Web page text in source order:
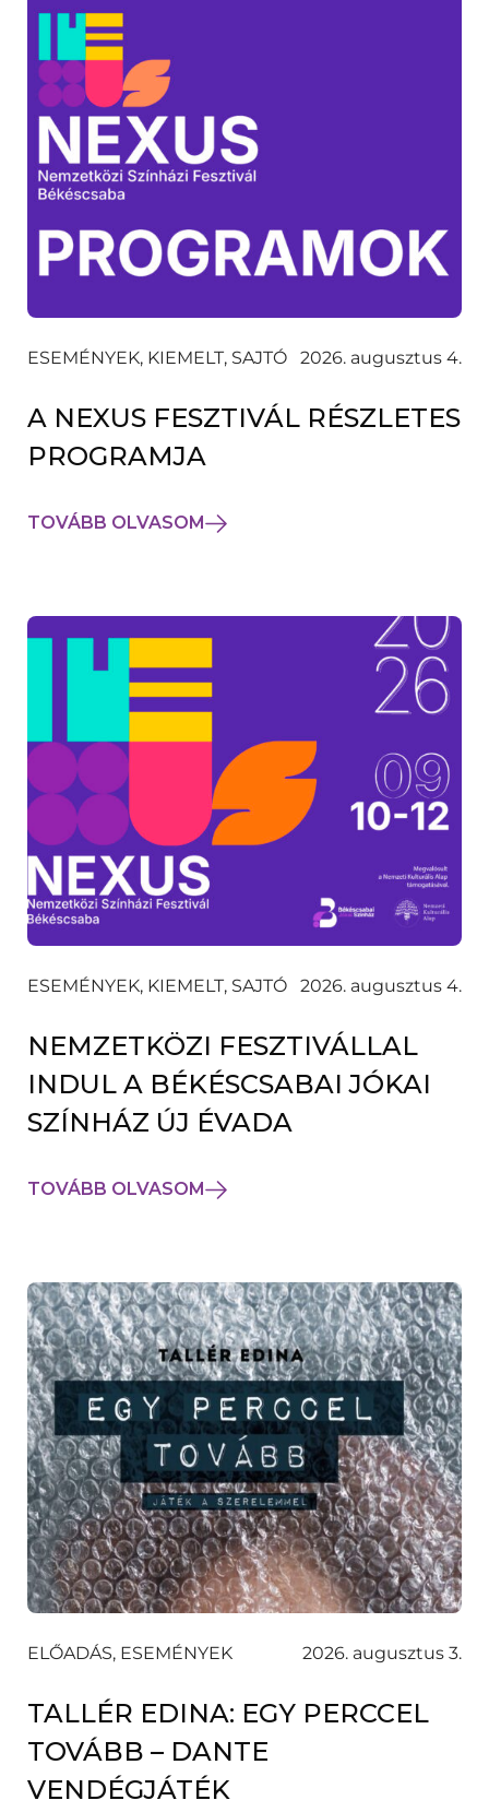
ESEMÉNYEK, KIEMELT, SAJTÓ 2026. augusztus 4.
A NEXUS FESZTIVÁL RÉSZLETES
PROGRAMJA
TOVÁBB OLVASOM
ESEMÉNYEK, KIEMELT, SAJTÓ 2026. augusztus 4.
NEMZETKÖZI FESZTIVÁLLAL
INDUL A BÉKÉSCSABAI JÓKAI
SZÍNHÁZ ÚJ ÉVADA
TOVÁBB OLVASOM
ELŐADÁS, ESEMÉNYEK 2026. augusztus 3.
TALLÉR EDINA: EGY PERCCEL
TOVÁBB – DANTE
VENDÉGJÁTÉK